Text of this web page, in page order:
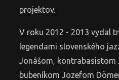
projektov.
V roku 2012 - 2013 vydal
legendami slovenského
Jonášom, kontrabasistom
bubeníkom Jozefom